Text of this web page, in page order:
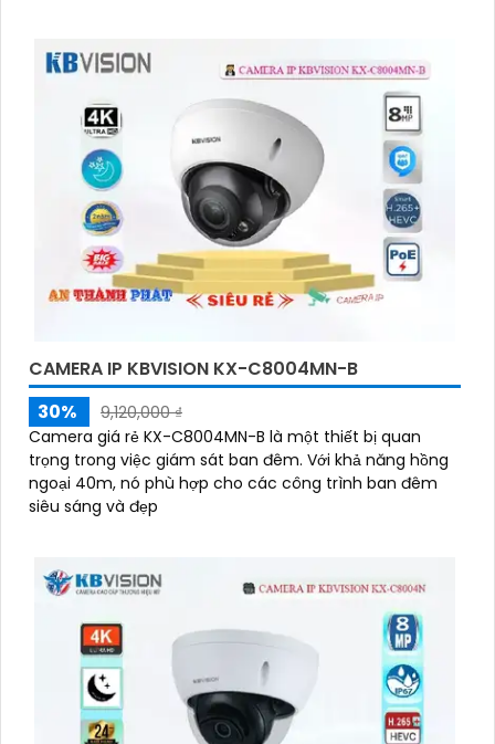
CAMERA IP KBVISION KX-C8004MN-B
30%
9,120,000 ₫
Camera giá rẻ KX-C8004MN-B là một thiết bị quan
trọng trong việc giám sát ban đêm. Với khả năng hồng
ngoại 40m, nó phù hợp cho các công trình ban đêm
siêu sáng và đẹp